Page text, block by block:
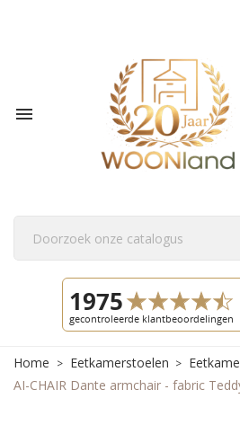

Home Eetkamerstoelen
AI-CHAIR Dante armchair - fabric